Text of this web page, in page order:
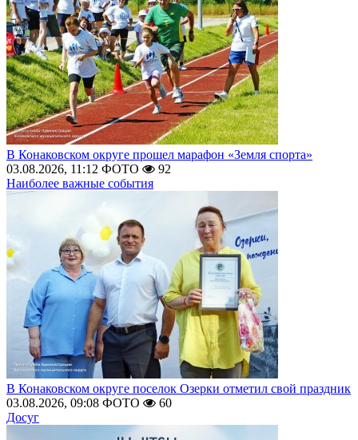
В Конаковском округе прошел марафон «Земля спорта»
03.08.2026, 11:12 ФОТО
92
Наиболее важные события
В Конаковском округе поселок Озерки отметил свой праздник
03.08.2026, 09:08 ФОТО
60
Досуг